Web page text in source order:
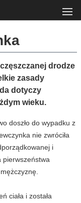
drodze
zasady
dotyczy
wieku.
doszło do wypadku z
nie zwróciła
i
pierwszeństwa
ciała i została